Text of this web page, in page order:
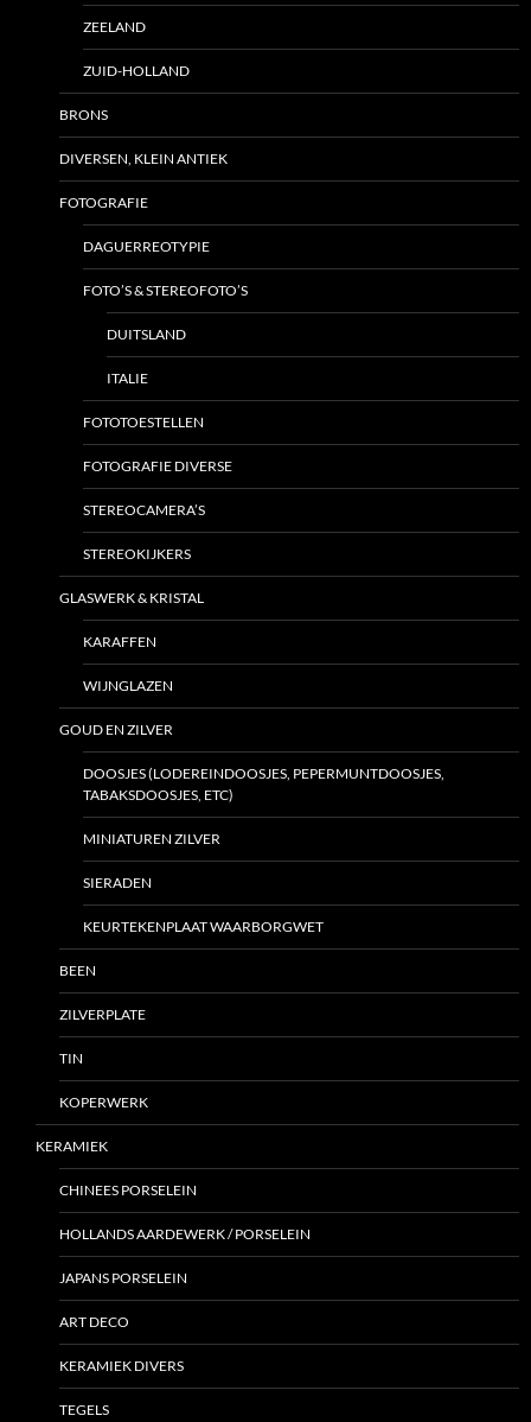
ZEELAND
ZUID-HOLLAND
BRONS
DIVERSEN, KLEIN ANTIEK
FOTOGRAFIE
DAGUERREOTYPIE
FOTO’S & STEREOFOTO’S
DUITSLAND
ITALIE
FOTOTOESTELLEN
FOTOGRAFIE DIVERSE
STEREOCAMERA’S
STEREOKIJKERS
GLASWERK & KRISTAL
KARAFFEN
WIJNGLAZEN
GOUD EN ZILVER
DOOSJES (LODEREINDOOSJES, PEPERMUNTDOOSJES,
TABAKSDOOSJES, ETC)
MINIATUREN ZILVER
SIERADEN
KEURTEKENPLAAT WAARBORGWET
BEEN
ZILVERPLATE
TIN
KOPERWERK
KERAMIEK
CHINEES PORSELEIN
HOLLANDS AARDEWERK / PORSELEIN
JAPANS PORSELEIN
ART DECO
KERAMIEK DIVERS
TEGELS